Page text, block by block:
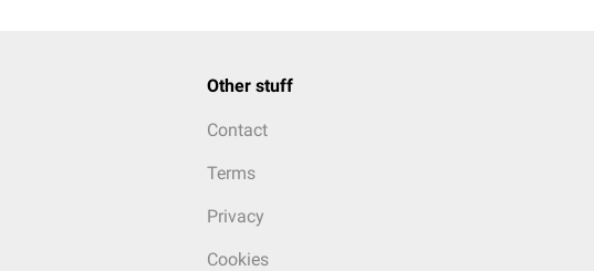
Other stuff
Contact
Terms
Privacy
Cookies